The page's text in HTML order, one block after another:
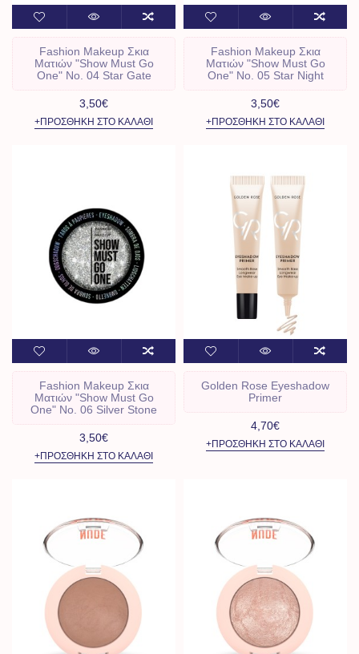
Fashion Makeup Σκια
Ματιών "Show Must Go
One" No. 04 Star Gate
3,50€
+ΠΡΟΣΘΉΚΗ ΣΤΟ ΚΑΛΆΘΙ
Fashion Makeup Σκια
Ματιών "Show Must Go
One" No. 05 Star Night
3,50€
+ΠΡΟΣΘΉΚΗ ΣΤΟ ΚΑΛΆΘΙ
Fashion Makeup Σκια
Ματιών "Show Must Go
One" No. 06 Silver Stone
3,50€
+ΠΡΟΣΘΉΚΗ ΣΤΟ ΚΑΛΆΘΙ
Golden Rose Eyeshadow
Primer
4,70€
+ΠΡΟΣΘΉΚΗ ΣΤΟ ΚΑΛΆΘΙ